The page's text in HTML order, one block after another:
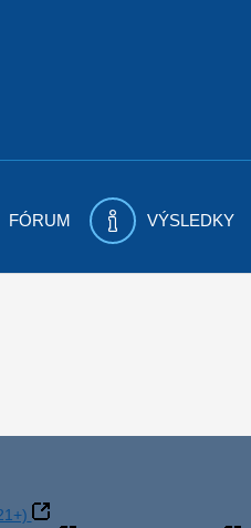
FÓRUM VÝSLEDKY